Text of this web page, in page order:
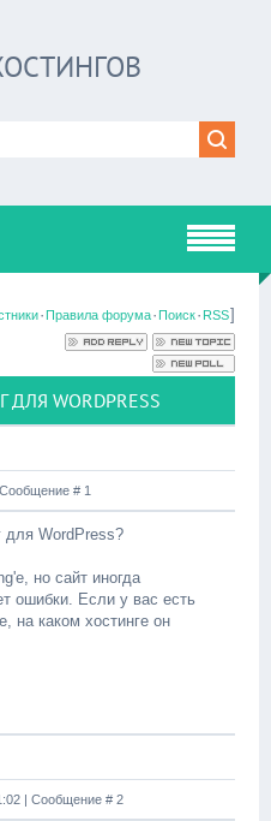
·Правила форума·Поиск·RSS]
WORDPRESS
Сообщение # 1
для WordPress?
но сайт иногда
ошибки. Если у вас есть
на каком хостинге он
| Сообщение # 2